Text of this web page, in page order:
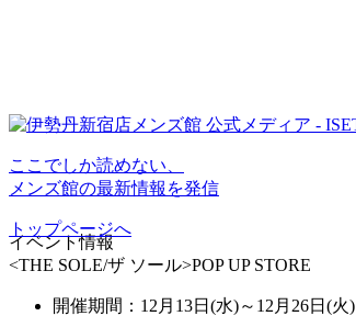
イベント情報
<THE SOLE/ザ ソール>POP UP STORE
開催期間：12月13日(水)～12月26日(火)
ここでしか読めない、
メンズ館の最新情報を発信
トップページへ